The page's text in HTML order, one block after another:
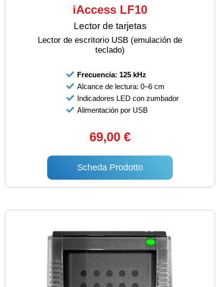
iAccess LF10
Lector de tarjetas
Lector de escritorio USB (emulación de
teclado)
Frecuencia: 125 kHz
Alcance de lectura: 0–6 cm
Indicadores LED con zumbador
Alimentación por USB
69,00 €
Scheda Prodotto